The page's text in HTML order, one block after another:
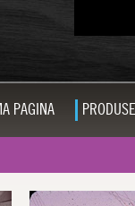
PAGINA PRODUSE